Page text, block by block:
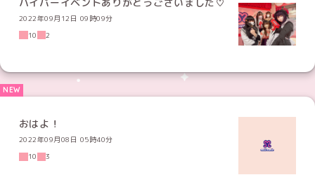
2022年09月12日 09時09分
10
2
おはよ！
2022年09月08日 05時40分
10
3